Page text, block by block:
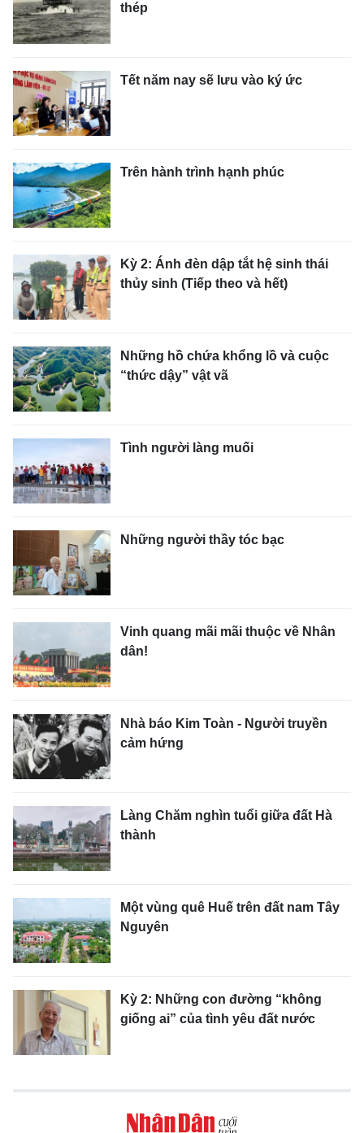
thép
Tết năm nay sẽ lưu vào ký ức
Trên hành trình hạnh phúc
Kỳ 2: Ánh đèn dập tắt hệ sinh thái
thủy sinh (Tiếp theo và hết)
Những hồ chứa khổng lồ và cuộc
“thức dậy” vật vã
Tình người làng muối
Những người thầy tóc bạc
Vinh quang mãi mãi thuộc về Nhân
dân!
Nhà báo Kim Toàn - Người truyền
cảm hứng
Làng Chăm nghìn tuổi giữa đất Hà
thành
Một vùng quê Huế trên đất nam Tây
Nguyên
Kỳ 2: Những con đường “không
giống ai” của tình yêu đất nước